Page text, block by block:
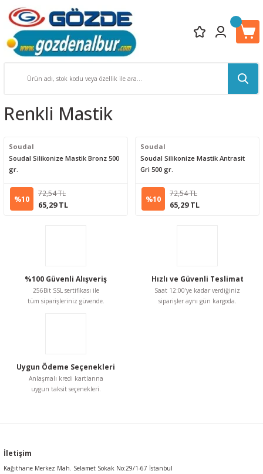
Renkli Mastik
Soudal
Soudal Silikonize Mastik Bronz 500
gr.
%10
72,54 TL
65,29 TL
Soudal
Soudal Silikonize Mastik Antrasit
Gri 500 gr.
%10
72,54 TL
65,29 TL
%100 Güvenli Alışveriş
256Bit SSL sertifikası ile
tüm siparişleriniz güvende.
Hızlı ve Güvenli Teslimat
Saat 12:00'ye kadar verdiğiniz
siparişler aynı gün kargoda.
Uygun Ödeme Seçenekleri
Anlaşmalı kredi kartlarına
uygun taksit seçenekleri.
İletişim
Kağıthane Merkez Mah. Selamet Sokak No:29/1-67 İstanbul